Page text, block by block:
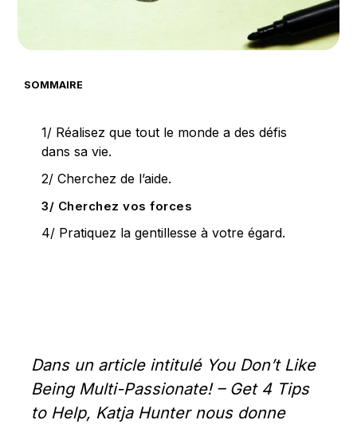
SOMMAIRE
1/ Réalisez que tout le monde a des défis
dans sa vie.
2/ Cherchez de l’aide.
3/ Cherchez vos forces
4/ Pratiquez la gentillesse à votre égard.
Dans un article intitulé You Don’t Like
Being Multi-Passionate! – Get 4 Tips
to Help, Katja Hunter nous donne